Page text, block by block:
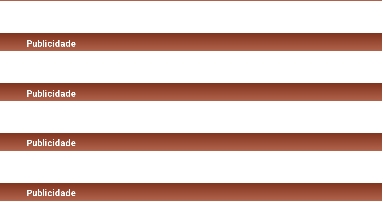
Publicidade
Publicidade
Publicidade
Publicidade